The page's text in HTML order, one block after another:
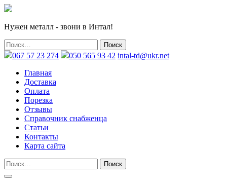
Нужен металл - звони в Интал!
067 57 23 274 050 565 93 42 intal-td@ukr.net
Главная
Доставка
Оплата
Порезка
Отзывы
Справочник снабженца
Статьи
Контакты
Карта сайта